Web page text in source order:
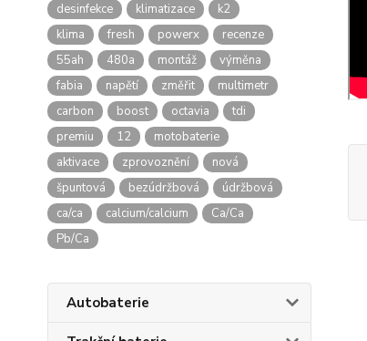
desinfekce
klimatizace
k2
klima
fresh powerx
recenze
55ah
480a montáž
výměna
fabia
napětí změřit
multimetr
carbon
boost octavia
tdi
premiu
12
motobaterie
aktivace
zprovoznění
nová
špuntová
bezúdržbová
údržbová
ca/ca
calcium/calcium
Ca/Ca
Pb/Ca
Autobaterie